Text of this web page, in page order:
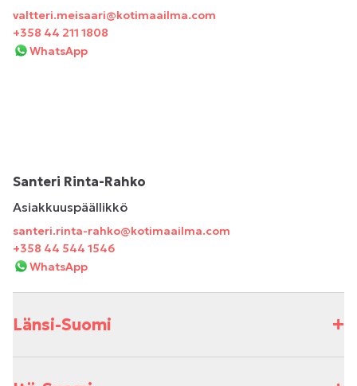
valtteri.meisaari@kotimaailma.com
+358 44 211 1808
WhatsApp
Santeri Rinta-Rahko
Asiakkuuspäällikkö
santeri.rinta-rahko@kotimaailma.com
+358 44 544 1546
WhatsApp
Länsi-Suomi +